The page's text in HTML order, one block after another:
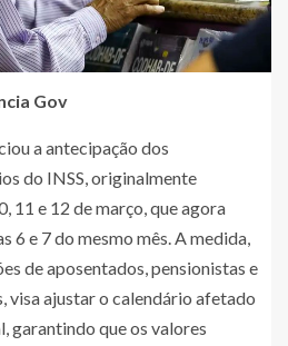
Gov
a antecipação dos
do INSS, originalmente
11 e 12 de março, que agora
6 e 7 do mesmo mês. A medida,
de aposentados, pensionistas e
visa ajustar o calendário afetado
garantindo que os valores